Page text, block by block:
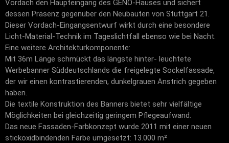
Vordach den Haupteingang des GENO-Hauses und sichert
dessen Präsenz gegenüber den Neubauten von Stuttgart 21.
Dieser Vordach-Eingangsentwurf wirkt durch eine besondere
Licht-Material-Technik im Tageslichtfall ebenso wie bei Nacht.
Eine weitere Architekturkomponente:
Mit 36m Länge schmückt das längste hinter- leuchtete
Werbebanner Süddeutschlands die freigelegte Sockelfassade,
der wir einen kontrastierenden, dunkelgrauen Anstrich gegeben
haben.
Die textile Konstruktion des Banners bietet sehr vielfältige
Möglichkeiten bei gleichzeitig geringem Pflegeaufwand.
Das neue Fassaden-Farbkonzept wurde 2011 mit einer neuen
stickoxidbindenden Farbe umgesetzt: 13.000 m²